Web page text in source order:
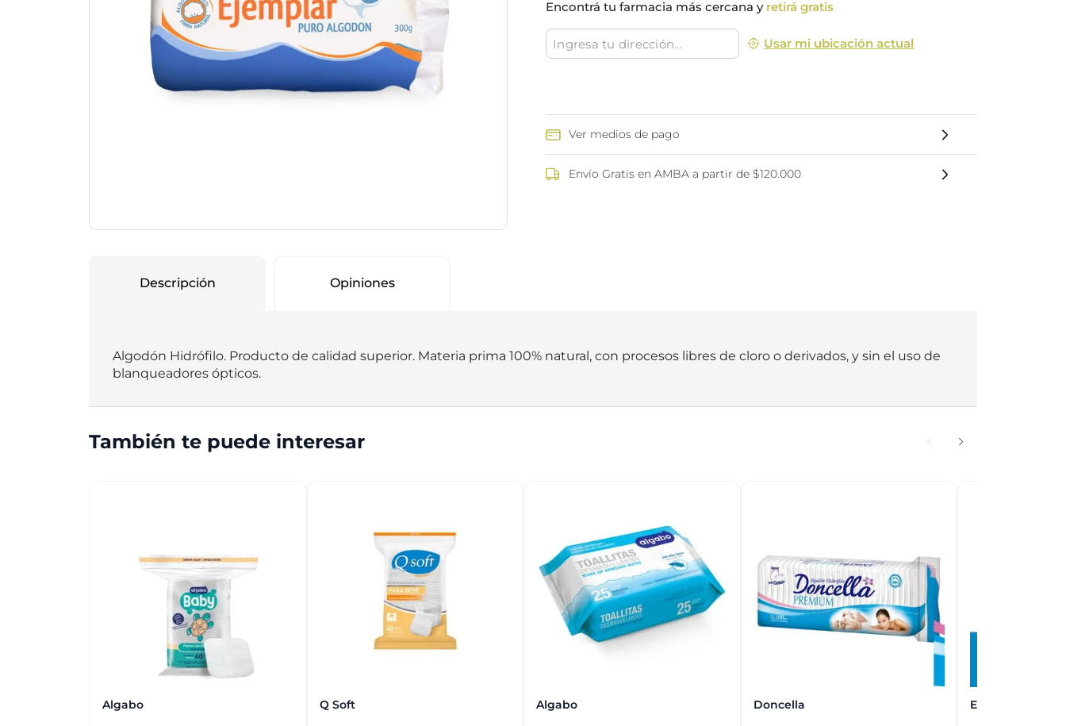
Cuidado de adulto
Protección Femenina
Cuidado intimo
Protectores diarios
Tampones
Talcos & polvos pédicos
Aerosoles pédicos
Polvos pédicos
Espacio consciente
Encontrá tu farmacia más cercana y retirá gratis
Usar mi ubicación actual
Ver medios de pago
Envío Gratis en AMBA a partir de $120.000
Descripción Opiniones
Algodón Hidrófilo. Producto de calidad superior. Materia prima 100% natural, con procesos libres de cloro o derivados, y sin el uso de
blanqueadores ópticos.
También te puede interesar
Algabo Q Soft Algabo Doncella Estrella